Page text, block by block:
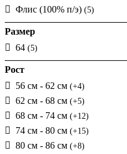
Флис (100% п/э) (5)
Размер
64 (5)
Рост
56 см - 62 см (+4)
62 см - 68 см (+5)
68 см - 74 см (+12)
74 см - 80 см (+15)
80 см - 86 см (+8)